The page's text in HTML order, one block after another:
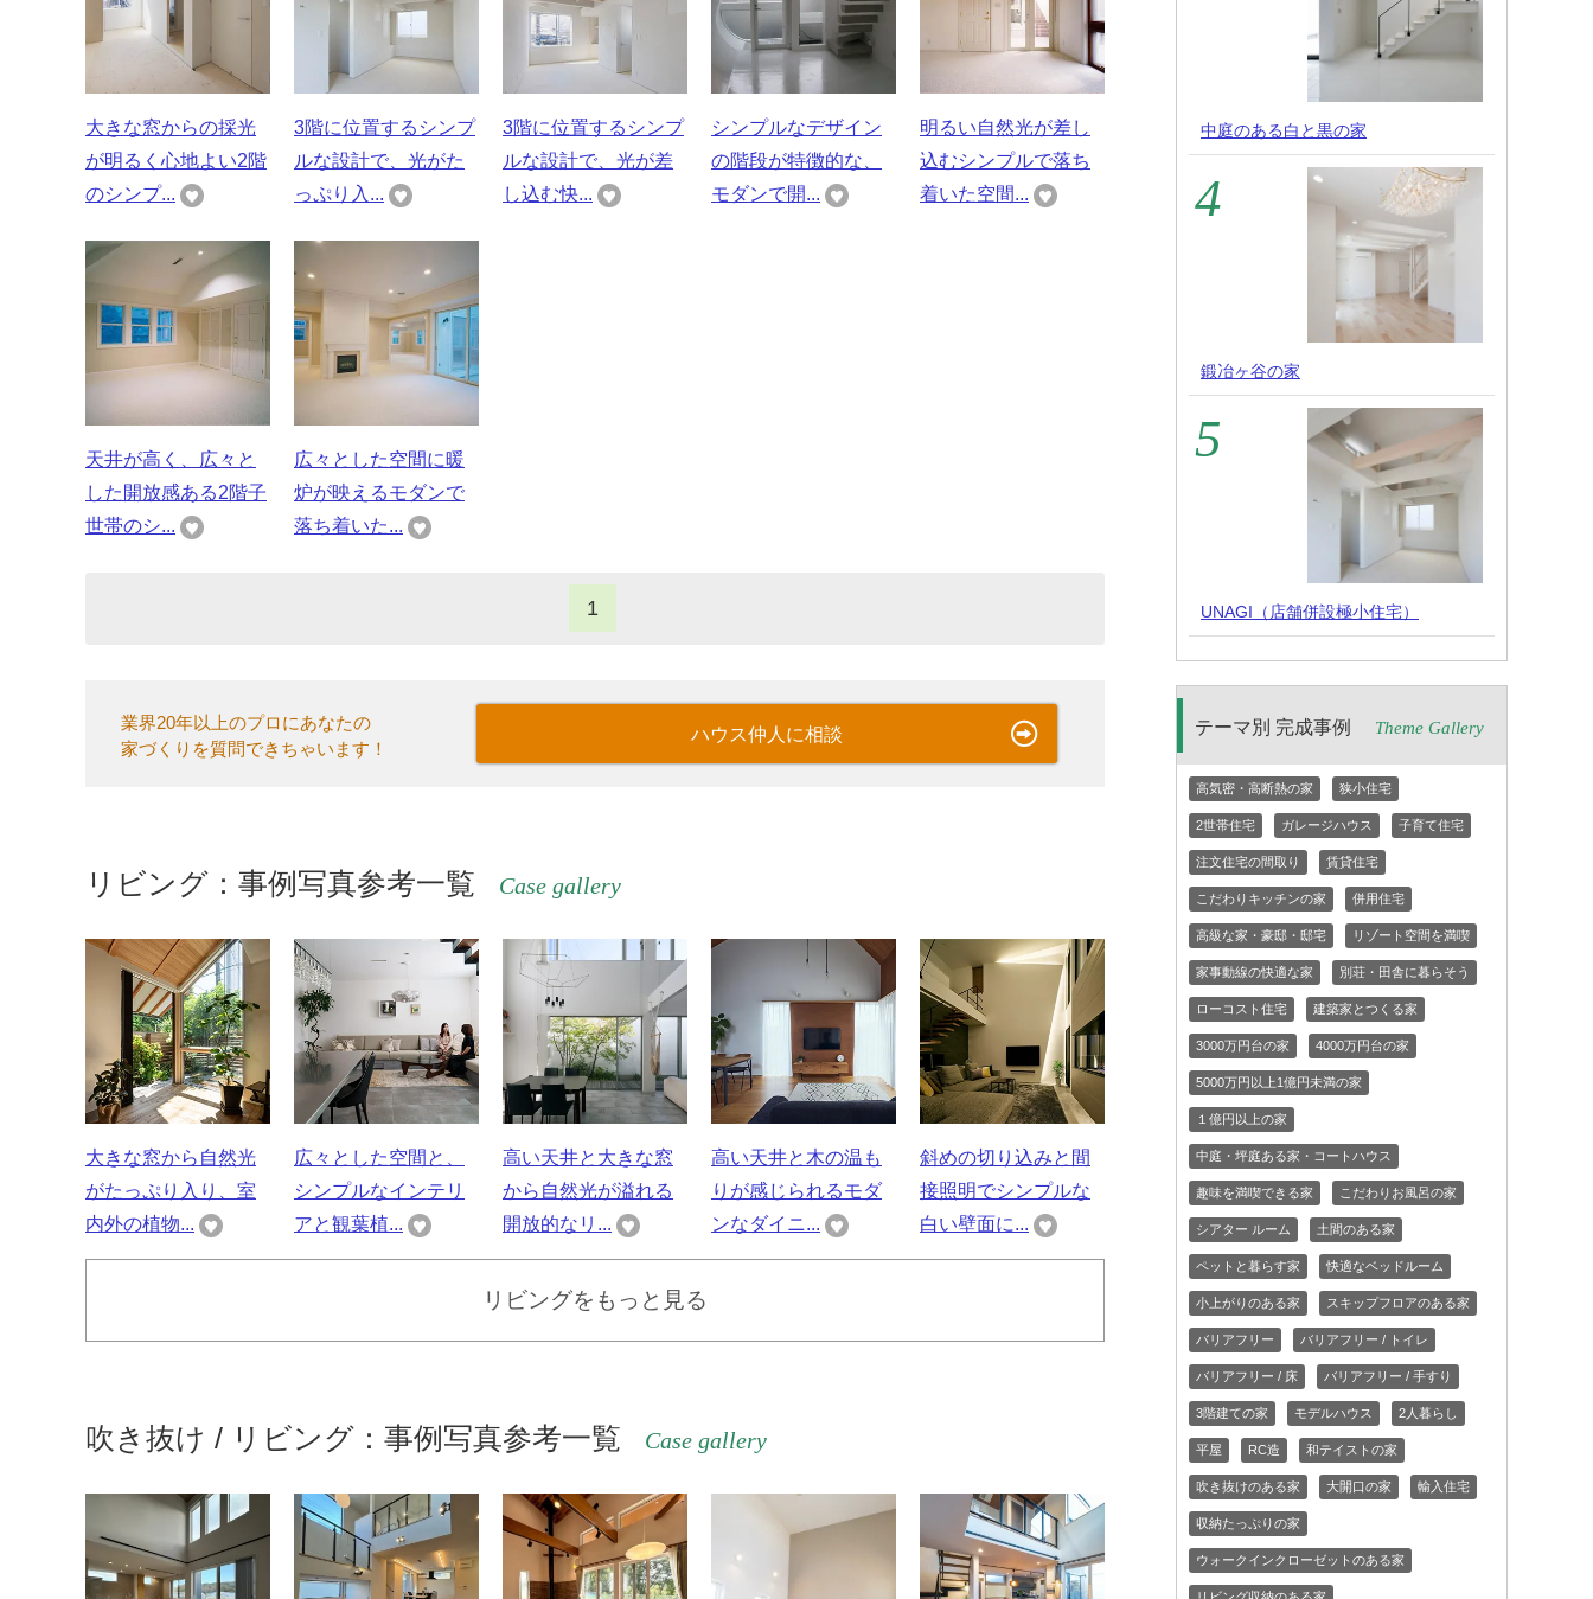
大きな窓からの採光
が明るく心地よい2階
のシンプ...
3階に位置するシンプ
ルな設計で、光がた
っぷり入...
3階に位置するシンプ
ルな設計で、光が差
し込む快...
シンプルなデザイン
の階段が特徴的な、
モダンで開...
明るい自然光が差し
込むシンプルで落ち
着いた空間...
天井が高く、広々と
した開放感ある2階子
世帯のシ...
広々とした空間に暖
炉が映えるモダンで
落ち着いた...
1
業界20年以上のプロにあなたの
家づくりを質問できちゃいます！
ハウス仲人に相談
リビング：事例写真参考一覧 Case gallery
大きな窓から自然光
がたっぷり入り、室
内外の植物...
広々とした空間と、
シンプルなインテリ
アと観葉植...
高い天井と大きな窓
から自然光が溢れる
開放的なリ...
高い天井と木の温も
りが感じられるモダ
ンなダイニ...
斜めの切り込みと間
接照明でシンプルな
白い壁面に...
リビングをもっと見る
吹き抜け / リビング：事例写真参考一覧 Case gallery
中庭のある白と黒の家
鍛冶ヶ谷の家
UNAGI（店舗併設極小住宅）
テーマ別 完成事例 Theme Gallery
高気密・高断熱の家 狭小住宅
2世帯住宅 ガレージハウス 子育て住宅
注文住宅の間取り 賃貸住宅
こだわりキッチンの家 併用住宅
高級な家・豪邸・邸宅 リゾート空間を満喫
家事動線の快適な家 別荘・田舎に暮らそう
ローコスト住宅 建築家とつくる家
3000万円台の家 4000万円台の家
5000万円以上1億円未満の家
１億円以上の家
中庭・坪庭ある家・コートハウス
趣味を満喫できる家 こだわりお風呂の家
シアター ルーム 土間のある家
ペットと暮らす家 快適なベッドルーム
小上がりのある家 スキップフロアのある家
バリアフリー バリアフリー / トイレ
バリアフリー / 床 バリアフリー / 手すり
3階建ての家 モデルハウス 2人暮らし
平屋 RC造 和テイストの家
吹き抜けのある家 大開口の家 輸入住宅
収納たっぷりの家
ウォークインクローゼットのある家